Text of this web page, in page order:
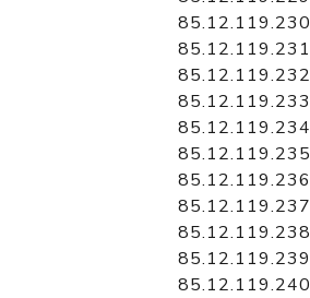
85.12.119.230
85.12.119.231
85.12.119.232
85.12.119.233
85.12.119.234
85.12.119.235
85.12.119.236
85.12.119.237
85.12.119.238
85.12.119.239
85.12.119.240